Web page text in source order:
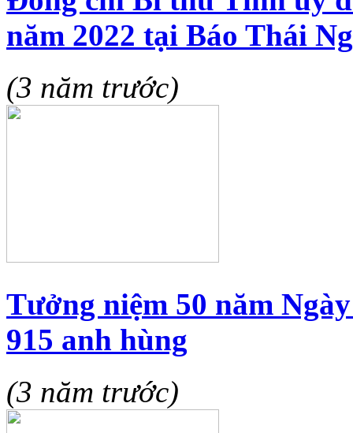
năm 2022 tại Báo Thái
(3 năm trước)
Tưởng niệm 50 năm
915 anh hùng
(3 năm trước)